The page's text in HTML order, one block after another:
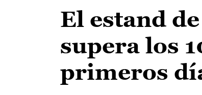
El estand
supera los
primeros